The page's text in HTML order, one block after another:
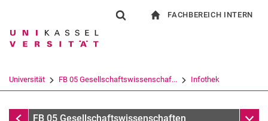
Springe direkt zu: Inhalt
Springe direkt zu: Suche
Springe direkt zu:
Suchbegriff
Suchen (öffnet externen Link in einem
FACHBEREICH INTERN
Universität FB 05 Gesellschaftswissenschaf... Infothek
InfothekFB 05 Gesellschaftswissenschaften